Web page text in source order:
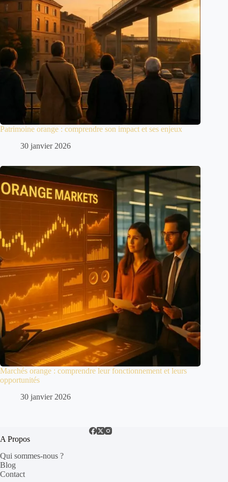
Patrimoine orange : comprendre son impact et ses enjeux
30 janvier 2026
Marchés orange : comprendre leur fonctionnement et leurs
opportunités
30 janvier 2026
A Propos
Qui sommes-nous ?
Blog
Contact